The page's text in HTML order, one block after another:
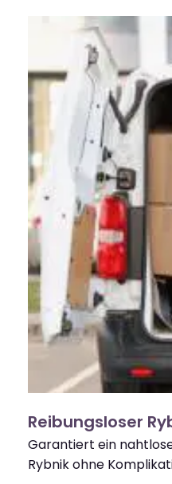
Reibungsloser
Garantiert ein
Rybnik ohne